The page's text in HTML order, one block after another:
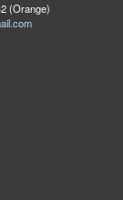
(Orange)